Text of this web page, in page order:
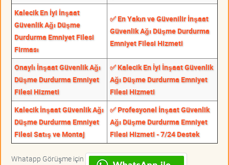
Kalecik En İyi İnşaat
Güvenlik Ağı Düşme
Durdurma Emniyet Filesi
Firması
✅ En Yakın ve Güvenilir İnşaat
Güvenlik Ağı Düşme Durdurma
Emniyet Filesi Hizmeti
Onaylı İnşaat Güvenlik Ağı
Düşme Durdurma Emniyet
Filesi Hizmeti
✅ Kalecik En İyi İnşaat Güvenlik
Ağı Düşme Durdurma Emniyet
Filesi Hizmeti
Kalecik İnşaat Güvenlik Ağı
Düşme Durdurma Emniyet
Filesi Satış ve Montaj
✅ Profesyonel İnşaat Güvenlik
Ağı Düşme Durdurma Emniyet
Filesi Hizmeti - 7/24 Destek
Whatapp Görüşme için